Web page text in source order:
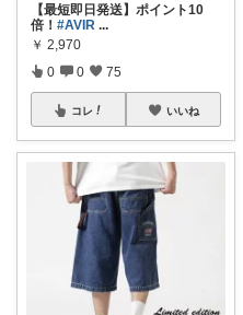
【最短即日発送】ポイント10
倍！ #AVIR ...
￥ 2,970
0 0 75
コレ いいね